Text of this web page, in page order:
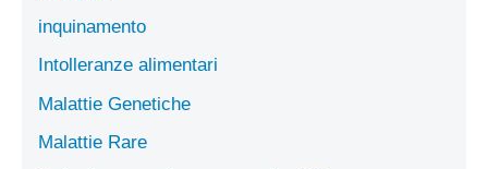
inquinamento
Intolleranze alimentari
Malattie Genetiche
Malattie Rare